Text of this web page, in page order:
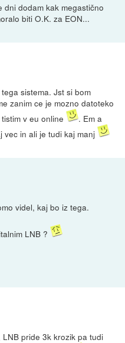
dni dodam kak megastično
biti O.K. za EON...
sistema. Jst si bom
zanim ce je mozno datoteko
v eu online
. Em a
vec in ali je tudi kaj manj
videl, kaj bo iz tega.
LNB ?
pride 3k krozik pa tudi